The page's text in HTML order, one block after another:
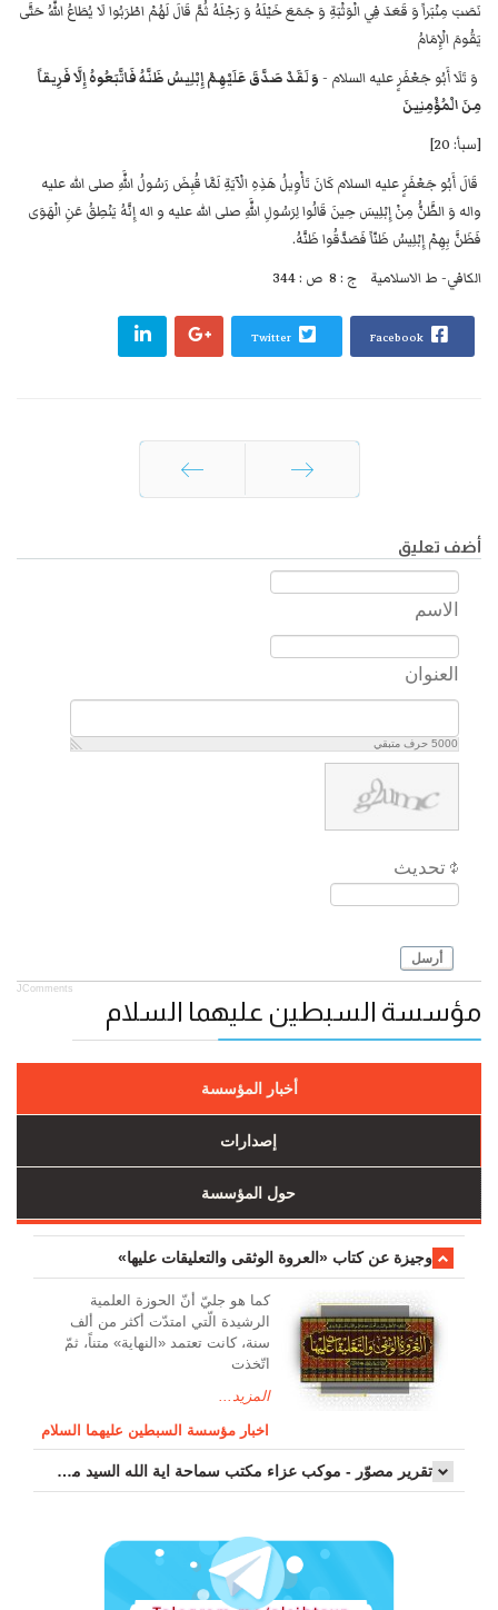
نَصَبَ مِنْبَراً وَ قَعَدَ فِي الْوَثْبَةِ وَ جَمَعَ خَيْلَهُ وَ رَجْلَهُ ثُمَّ قَالَ لَهُمْ اطْرَبُوا لَا يُطَاعُ اللَّهُ حَتَّى
يَقُومَ الْإِمَامُ
وَ تَلَا أَبُو جَعْفَرٍ عليه السلام - وَ لَقَدْ صَدَّقَ عَلَيْهِمْ إِبْلِيسُ ظَنَّهُ‌ فَاتَّبَعُوهُ إِلَّا فَرِيقاً
مِنَ الْمُؤْمِنِينَ
[سبأ: 20]
قَالَ أَبُو جَعْفَرٍ عليه السلام كَانَ تَأْوِيلُ هَذِهِ الْآيَةِ لَمَّا قُبِضَ رَسُولُ اللَّهِ صلى الله عليه
واله وَ الظَّنُّ مِنْ إِبْلِيسَ حِينَ قَالُوا لِرَسُولِ اللَّهِ صلى الله عليه و اله إِنَّهُ يَنْطِقُ عَنِ الْهَوَى
فَظَنَّ بِهِمْ إِبْلِيسُ ظَنّاً فَصَدَّقُوا ظَنَّهُ.
الكافي- ط الاسلامية ج : 8 ص : 344
أضف تعليق
الاسم
العنوان
5000 حرف متبقي
تحديث
أرسل
JComments
مؤسسة السبطين عليهما السلام
أخبار المؤسسة
إصدارات
حول المؤسسة
وجیزة عن کتاب «العروة الوثقی والتعلیقات علیها»
کما هو جليّ أنّ الحوزة العلمیة
الرشیدة الّتي امتدّت أكثر من ألف
سنة، كانت تعتمد «النهاية» متناً، ثمّ
اتّخذت
المزيد...
اخبار مؤسسة السبطين عليهما السلام
تقرير مصوّر - موكب عزاء مکتب سماحة اية الله السيد مرتضى الموسوي الاصفهاني في يوم إستشهاد السيدة فاطم...